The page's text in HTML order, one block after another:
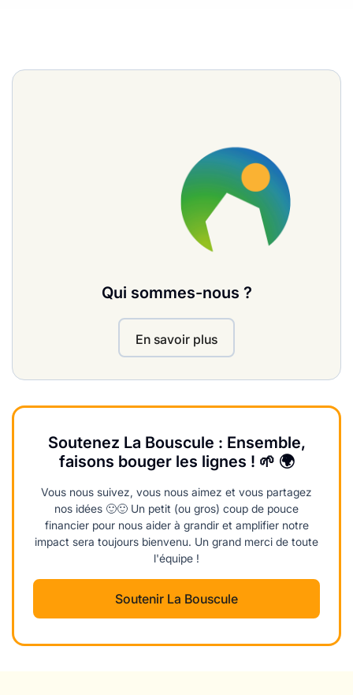
Qui sommes-nous ?
En savoir plus
Soutenez La Bouscule : Ensemble,
faisons bouger les lignes ! 🌱 🌍
Vous nous suivez, vous nous aimez et vous partagez
nos idées 🙂🙂 Un petit (ou gros) coup de pouce
financier pour nous aider à grandir et amplifier notre
impact sera toujours bienvenu. Un grand merci de toute
l'équipe !
Soutenir La Bouscule